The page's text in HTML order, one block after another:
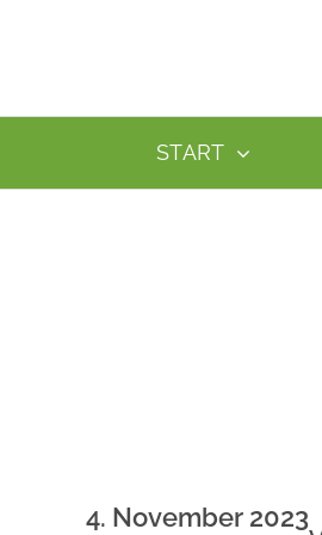
START
4. November 2023